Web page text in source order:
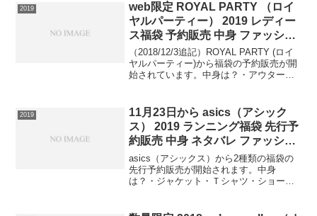
2019
web限定 ROYAL PARTY （ロイ
ヤルパーティー） 2019 レディー
ス福袋 予約販売 中身 ファッショ
ン バッグ
（2018/12/3追記）ROYAL PARTY (ロイ
ヤルパーティー)から福袋の予約販売が開
始されています。中身は？・アウター・
トです。⇒福袋の在庫確認はコチラ⇒...
2019
11月23日から asics（アシック
ス） 2019 ランニング福袋 先行予
約販売 中身 ネタバレ ファッショ
ン スポーツ メンズ レディース
asics（アシックス）から2種類の福袋の
先行予約販売が開始されます。中身
は？・ジャケット・Ｔシャツ・ショー